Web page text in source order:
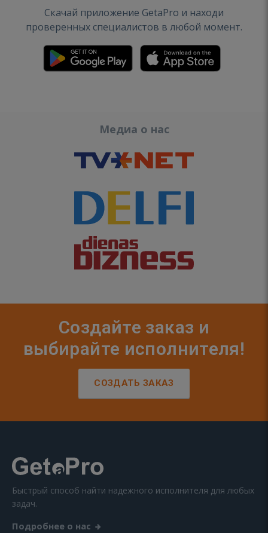
Скачай приложение GetaPro и находи
проверенных специалистов в любой момент.
Медиа о нас
Создайте заказ и
выбирайте исполнителя!
СОЗДАТЬ ЗАКАЗ
Быстрый способ найти надежного исполнителя для любых
задач.
Подробнее о нас